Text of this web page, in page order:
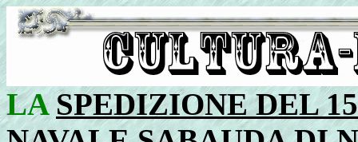
LASPEDIZIONE DEL